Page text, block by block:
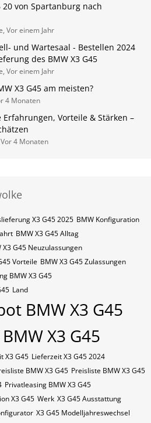
20 von Spartanburg nach
Vor einem Jahr
und Wartesaal - Bestellen 2024
des BMW X3 G45
Vor einem Jahr
X3 G45 am meisten?
4 Monaten
Erfahrungen, Vorteile & Stärken –
4 Monaten
X3 G45 2025 BMW Konfiguration
BMW X3 G45 Alltag
X3 G45 Neuzulassungen
Vorteile BMW X3 G45 Zulassungen
BMW X3 G45
Land
BMW X3 G45
X3 G45
X3 G45 Lieferzeit X3 G45 2024
BMW X3 G45 Preisliste BMW X3 G45
Privatleasing BMW X3 G45
X3 G45 Werk X3 G45 Ausstattung
X3 G45 Modelljahreswechsel